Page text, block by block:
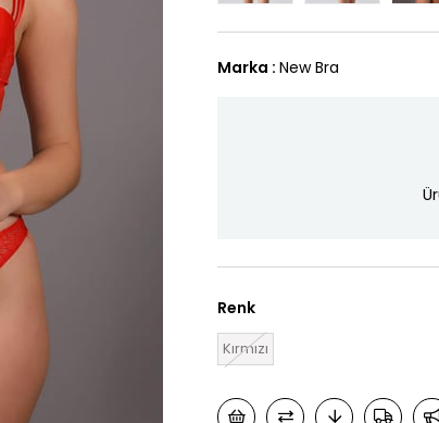
Marka : New Bra
Renk
Kırmızı